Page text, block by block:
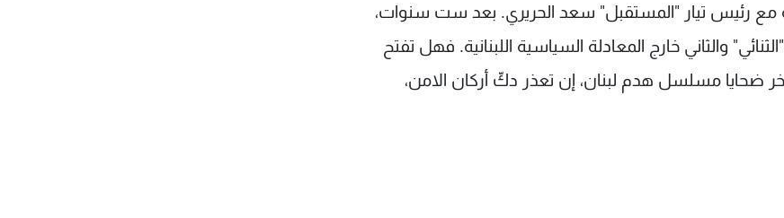
مع رئيس تيار "المستقبل" سعد الحريري. بعد ست سنوات،
والثاني خارج المعادلة السياسية اللبنانية. فهل تفتح
ضحايا مسلسل هدم لبنان، إن تعذر دكّ أركان الامن،